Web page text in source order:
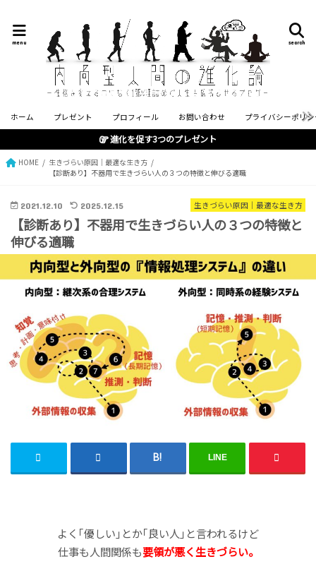
search
menu
ホーム プレゼント プロフィール お問い合わせ プライバシーポリ
進化を促す3つのプレゼント
HOME
生きづらい原因｜最適な生き方
【診断あり】不器用で生きづらい人の３つの特徴と伸びる適職
生きづらい原因｜最適な生き方
2021.12.10 2025.12.15
【診断あり】不器用で生きづらい人の３つの特徴と
伸びる適職
LINE
よく｢優しい｣とか｢良い人｣と言われるけど
仕事も人間関係も要領が悪く生きづらい。